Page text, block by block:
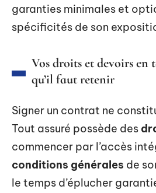
garanties minimales et
spécificités de son
Vos droits et devoirs en
qu’il faut retenir
Signer un contrat ne
Tout assuré possède des
commencer par l’accès
conditions générales de
le temps d’éplucher